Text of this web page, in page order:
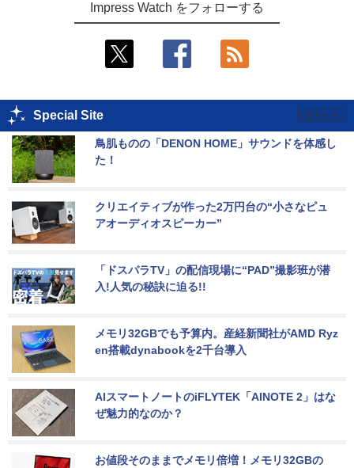
Impress Watch をフォローする
Special Site
鳥肌ものの「DENON HOME」サウンドを体感し
た！
クリエイティブが作った2万円台の“小さなピュ
アオーディオスピーカー”
「ドスパラTV」の配信現場に“PAD”撮影班が潜
入!人気の秘訣に迫る!!
メモリ32GBでも予算内。産経新聞社がAMD Ryz
en搭載dynabookを2千台導入
AIスマートノートのiFLYTEK「AINOTE 2」はな
ぜ魅力的なのか？
お値段そのままでメモリ倍増！メモリ32GBの